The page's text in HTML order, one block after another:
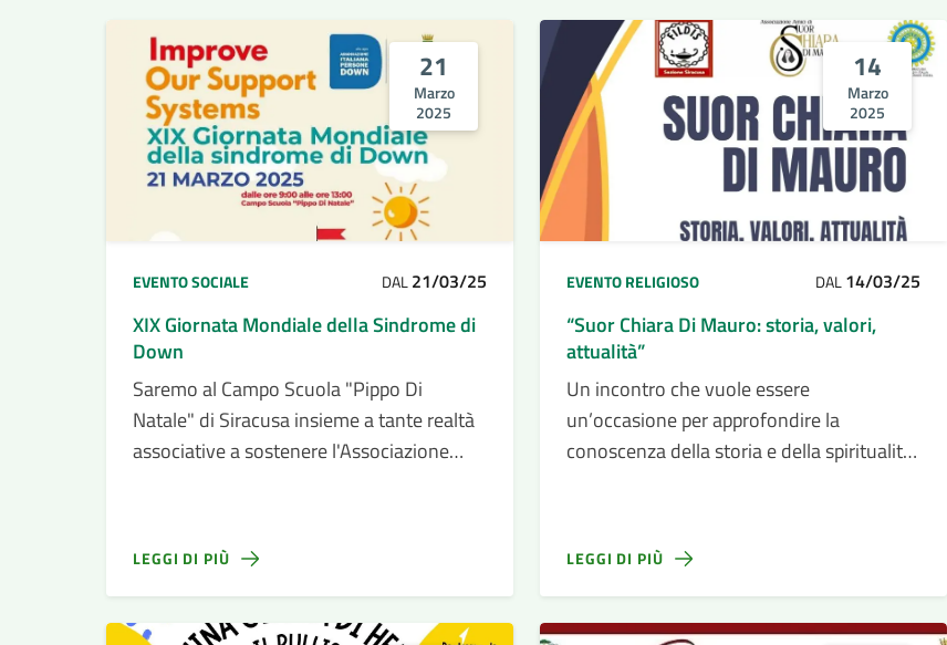
21
Marzo
2025
EVENTO SOCIALE DAL21/03/25
XIX Giornata Mondiale della Sindrome di
Down
Saremo al Campo Scuola "Pippo Di
Natale" di Siracusa insieme a tante realtà
associative a sostenere l'Associazione
LEGGI DI PIÙ
14
Marzo
2025
EVENTO RELIGIOSO DAL14/03/25
“Suor Chiara Di Mauro: storia, valori,
attualità”
Un incontro che vuole essere
un’occasione per approfondire la
conoscenza della storia e della spiritualità
LEGGI DI PIÙ